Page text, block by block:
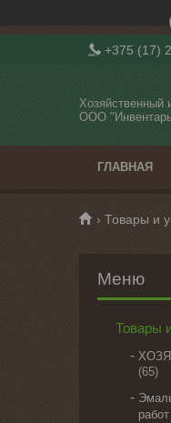
+375 (17)
Хозяйственный
ООО
ГЛАВНАЯ
Товары и
Товары
65